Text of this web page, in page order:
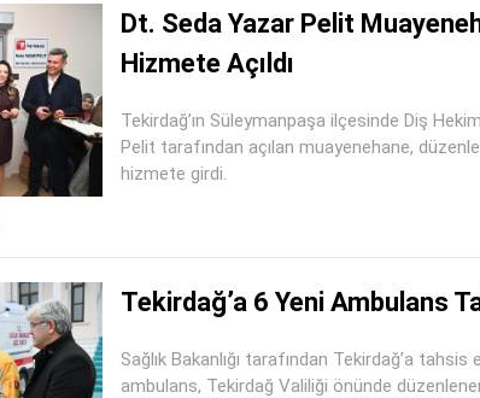
Dt. Seda Yazar Pelit
Hizmete Açıldı
Tekirdağ’ın Süleymanpaşa ilçesinde Diş
Pelit tarafından açılan muayenehane,
hizmete girdi.
Tekirdağ’a 6 Yeni Ambulans
Sağlık Bakanlığı tarafından Tekirdağ’a tahsis
ambulans, Tekirdağ Valiliği önünde